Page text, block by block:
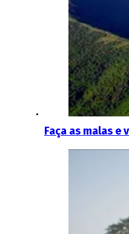
Faça as malas